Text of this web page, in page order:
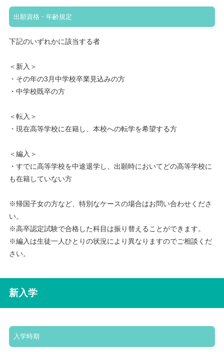
出願資格・年齢規定
下記のいずれかに該当する者
＜新入＞
・その年の3月中学校卒業見込みの方
・中学校既卒の方
＜転入＞
・現在高等学校に在籍し、本校への転学を希望する方
＜編入＞
・すでに高等学校を中途退学し、出願時においてどの高等学校に
も在籍していない方
※帰国子女の方など、特別なケースの場合はお問い合わせくださ
い。
※高卒認定試験で合格した科目は振り替えることができます。
※編入は生徒一人ひとりの状況により異なりますのでご相談くだ
さい。
新入学
入学時期